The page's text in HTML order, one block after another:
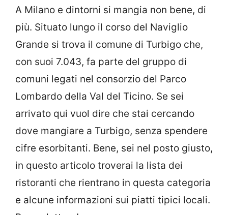
A Milano e dintorni si mangia non bene, di
più. Situato lungo il corso del Naviglio
Grande si trova il comune di Turbigo che,
con suoi 7.043, fa parte del gruppo di
comuni legati nel consorzio del Parco
Lombardo della Val del Ticino. Se sei
arrivato qui vuol dire che stai cercando
dove mangiare a Turbigo, senza spendere
cifre esorbitanti. Bene, sei nel posto giusto,
in questo articolo troverai la lista dei
ristoranti che rientrano in questa categoria
e alcune informazioni sui piatti tipici locali.